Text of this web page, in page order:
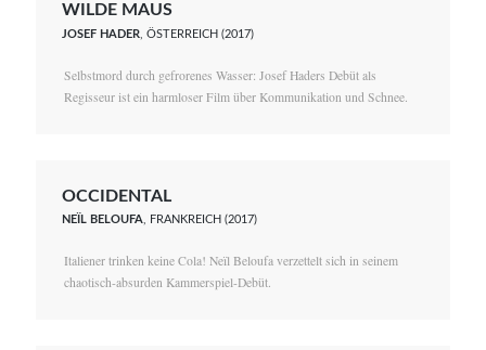
WILDE MAUS
JOSEF HADER , ÖSTERREICH (2017)
Selbstmord durch gefrorenes Wasser: Josef Haders Debüt als
Regisseur ist ein harmloser Film über Kommunikation und Schnee.
OCCIDENTAL
NEÏL BELOUFA , FRANKREICH (2017)
Italiener trinken keine Cola! Neïl Beloufa verzettelt sich in seinem
chaotisch-absurden Kammerspiel-Debüt.